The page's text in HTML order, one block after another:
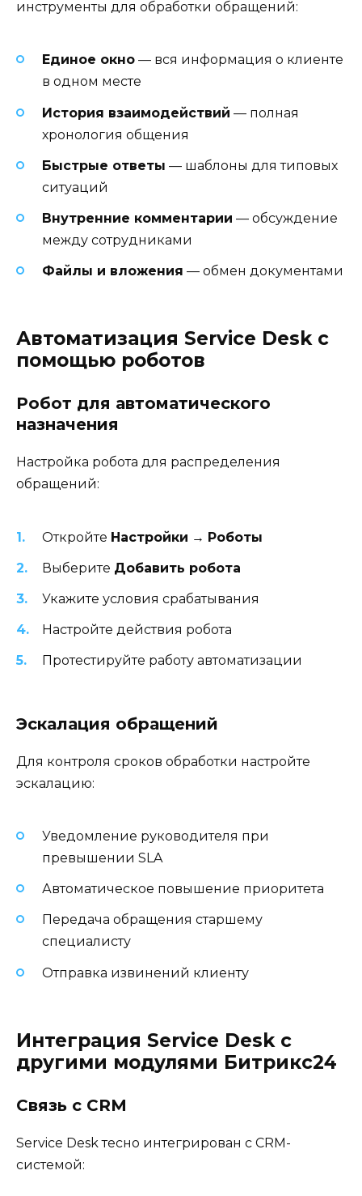
инструменты для обработки обращений:
Единое окно — вся информация о клиенте
в одном месте
История взаимодействий — полная
хронология общения
Быстрые ответы — шаблоны для типовых
ситуаций
Внутренние комментарии — обсуждение
между сотрудниками
Файлы и вложения — обмен документами
Автоматизация Service Desk с
помощью роботов
Робот для автоматического
назначения
Настройка робота для распределения
обращений:
Откройте Настройки → Роботы
Выберите Добавить робота
Укажите условия срабатывания
Настройте действия робота
Протестируйте работу автоматизации
Эскалация обращений
Для контроля сроков обработки настройте
эскалацию:
Уведомление руководителя при
превышении SLA
Автоматическое повышение приоритета
Передача обращения старшему
специалисту
Отправка извинений клиенту
Интеграция Service Desk с
другими модулями Битрикс24
Связь с CRM
Service Desk тесно интегрирован с CRM-
системой: